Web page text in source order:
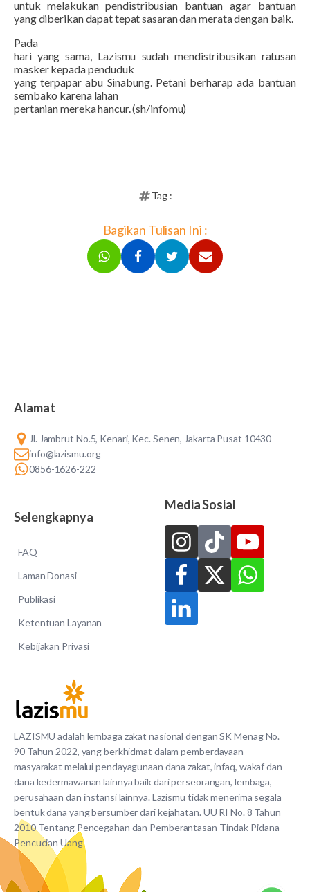
untuk melakukan pendistribusian bantuan agar bantuan
yang diberikan dapat tepat sasaran dan merata dengan baik.
Pada
hari yang sama, Lazismu sudah mendistribusikan ratusan
masker kepada penduduk
yang terpapar abu Sinabung. Petani berharap ada bantuan
sembako karena lahan
pertanian mereka hancur. (sh/infomu)
Tag :
Bagikan Tulisan Ini :
LAZISMU adalah lembaga zakat nasional dengan SK Menag No.
90 Tahun 2022, yang berkhidmat dalam pemberdayaan
masyarakat melalui pendayagunaan dana zakat, infaq, wakaf dan
dana kedermawanan lainnya baik dari perseorangan, lembaga,
perusahaan dan instansi lainnya. Lazismu tidak menerima segala
bentuk dana yang bersumber dari kejahatan. UU RI No. 8 Tahun
2010 Tentang Pencegahan dan Pemberantasan Tindak Pidana
Pencucian Uang
Alamat
Jl. Jambrut No.5, Kenari, Kec. Senen, Jakarta Pusat 10430
info@lazismu.org
0856-1626-222
Selengkapnya
FAQ
Laman Donasi
Publikasi
Ketentuan Layanan
Kebijakan Privasi
Media Sosial